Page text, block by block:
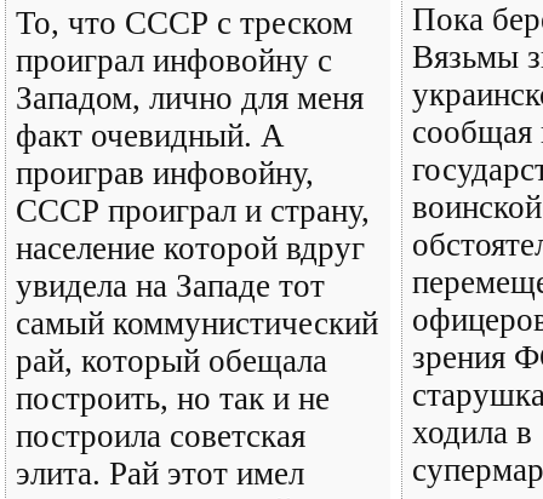
То, что СССР с треском
проиграл инфовойну с
Западом, лично для меня
факт очевидный. А
проиграв инфовойну,
СССР проиграл и страну,
население которой вдруг
увидела на Западе тот
самый коммунистический
рай, который обещала
построить, но так и не
построила советская
элита. Рай этот имел
Пока
Вязьмы
сообщая
зрения
ходила в